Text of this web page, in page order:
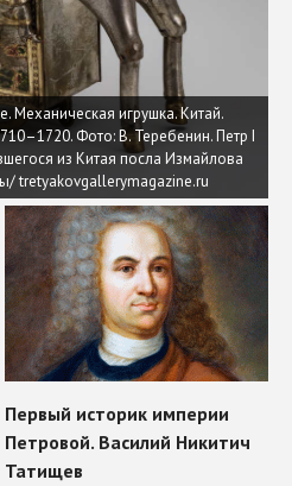
Механическая игрушка. Китай.
Фото: В. Теребенин. Петр I
из Китая посла Измайлова
tretyakovgallerymagazine.ru